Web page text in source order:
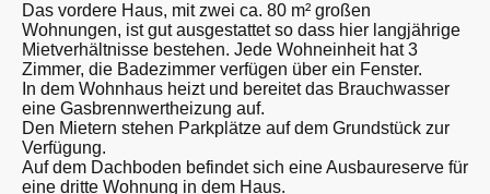
Das vordere Haus, mit zwei ca. 80 m² großen
Wohnungen, ist gut ausgestattet so dass hier langjährige
Mietverhältnisse bestehen. Jede Wohneinheit hat 3
Zimmer, die Badezimmer verfügen über ein Fenster.
In dem Wohnhaus heizt und bereitet das Brauchwasser
eine Gasbrennwertheizung auf.
Den Mietern stehen Parkplätze auf dem Grundstück zur
Verfügung.
Auf dem Dachboden befindet sich eine Ausbaureserve für
eine dritte Wohnung in dem Haus.